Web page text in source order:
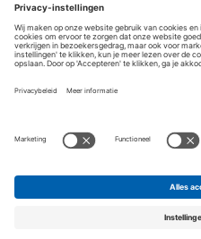
Cookies
Privacyverklaring
Disclaimer